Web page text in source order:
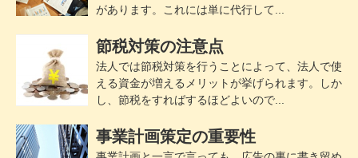
があります。これには単に代行して...
節税対策の注意点
法人では節税対策を行うことによって、法人で使
える資金が増えるメリットが挙げられます。しか
し、節税をすればするほどよいので...
事業計画策定の重要性